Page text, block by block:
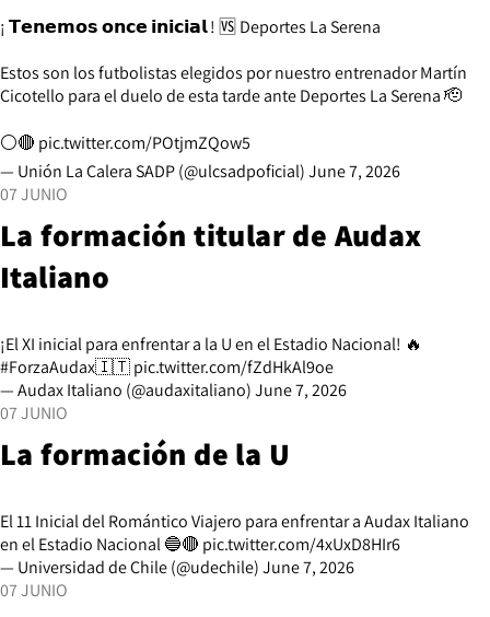
¡ 𝗧𝗲𝗻𝗲𝗺𝗼𝘀 𝗼𝗻𝗰𝗲 𝗶𝗻𝗶𝗰𝗶𝗮𝗹 ! 🆚 Deportes La Serena
Estos son los futbolistas elegidos por nuestro entrenador Martín
Cicotello para el duelo de esta tarde ante Deportes La Serena 🫡
⚪️🔴 pic.twitter.com/POtjmZQow5
— Unión La Calera SADP (@ulcsadpoficial)June 7, 2026
07 JUNIO
La formación titular de Audax
Italiano
¡El XI inicial para enfrentar a la U en el Estadio Nacional! 🔥
#ForzaAudax🇮🇹pic.twitter.com/fZdHkAl9oe
— Audax Italiano (@audaxitaliano)June 7, 2026
07 JUNIO
La formación de la U
El 11 Inicial del Romántico Viajero para enfrentar a Audax Italiano
en el Estadio Nacional 🔵🔴 pic.twitter.com/4xUxD8HIr6
— Universidad de Chile (@udechile)June 7, 2026
07 JUNIO